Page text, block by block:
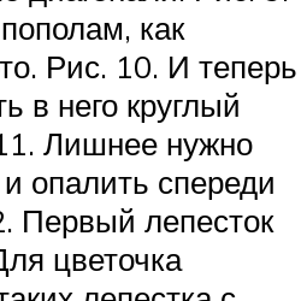
как
Рис. 10. И теперь
в него круглый
Лишнее нужно
опалить спереди
Первый лепесток
цветочка